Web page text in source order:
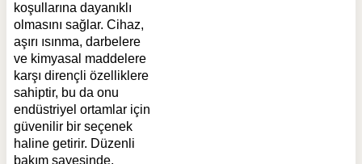
koşullarına dayanıklı
olmasını sağlar. Cihaz,
aşırı ısınma, darbelere
ve kimyasal maddelere
karşı dirençli özelliklere
sahiptir, bu da onu
endüstriyel ortamlar için
güvenilir bir seçenek
haline getirir. Düzenli
bakım sayesinde,